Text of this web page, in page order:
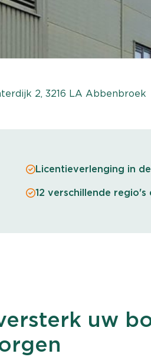
2, 3216 LA Abbenbroek
Licentieverlenging in
12 verschillende regio's
uw